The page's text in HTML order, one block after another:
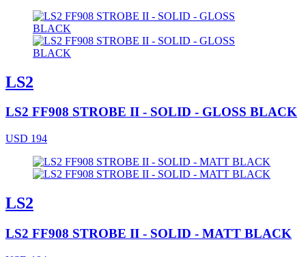
LS2
LS2 FF908 STROBE II - SOLID - GLOSS BLACK
USD 194
LS2
LS2 FF908 STROBE II - SOLID - MATT BLACK